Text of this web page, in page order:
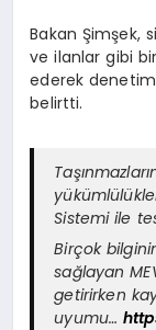
Bakan Şimşek,
ve ilanlar gibi
ederek
belirtti.
Sistemi ile
Birçok
sağlayan
getirirken
uyumu…